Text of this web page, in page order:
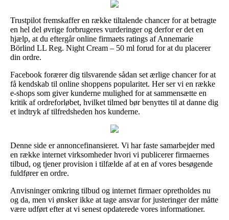
Trustpilot fremskaffer en række tiltalende chancer for at betragte
en hel del øvrige forbrugeres vurderinger og derfor er det en
hjælp, at du eftergår online firmaets ratings af Annemarie
Börlind LL Reg. Night Cream – 50 ml forud for at du placerer
din ordre.
Facebook forærer dig tilsvarende sådan set ærlige chancer for at
få kendskab til online shoppens popularitet. Her ser vi en række
e-shops som giver kunderne mulighed for at sammensætte en
kritik af ordreforløbet, hvilket tilmed bør benyttes til at danne dig
et indtryk af tilfredsheden hos kunderne.
Denne side er annoncefinansieret. Vi har faste samarbejder med
en række internet virksomheder hvori vi publicerer firmaernes
tilbud, og tjener provision i tilfælde af at en af vores besøgende
fuldfører en ordre.
Anvisninger omkring tilbud og internet firmaer opretholdes nu
og da, men vi ønsker ikke at tage ansvar for justeringer der måtte
være udført efter at vi senest opdaterede vores informationer.